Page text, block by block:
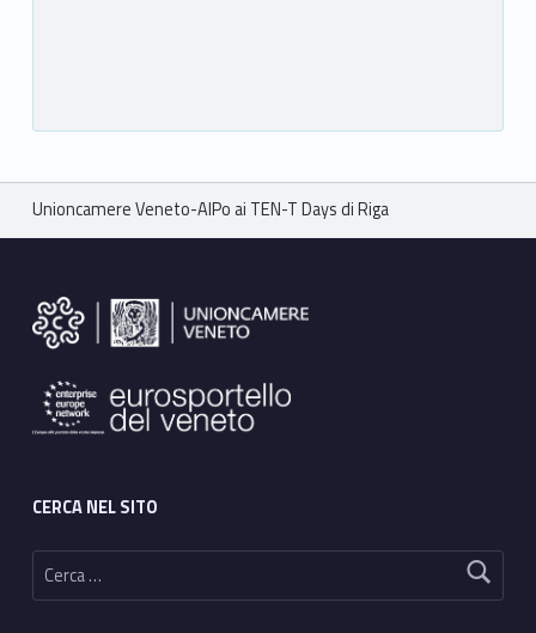
Breadcrumbs navigation
Unioncamere Veneto-AIPo ai TEN-T Days di Riga
CERCA NEL SITO
Ricerca per: